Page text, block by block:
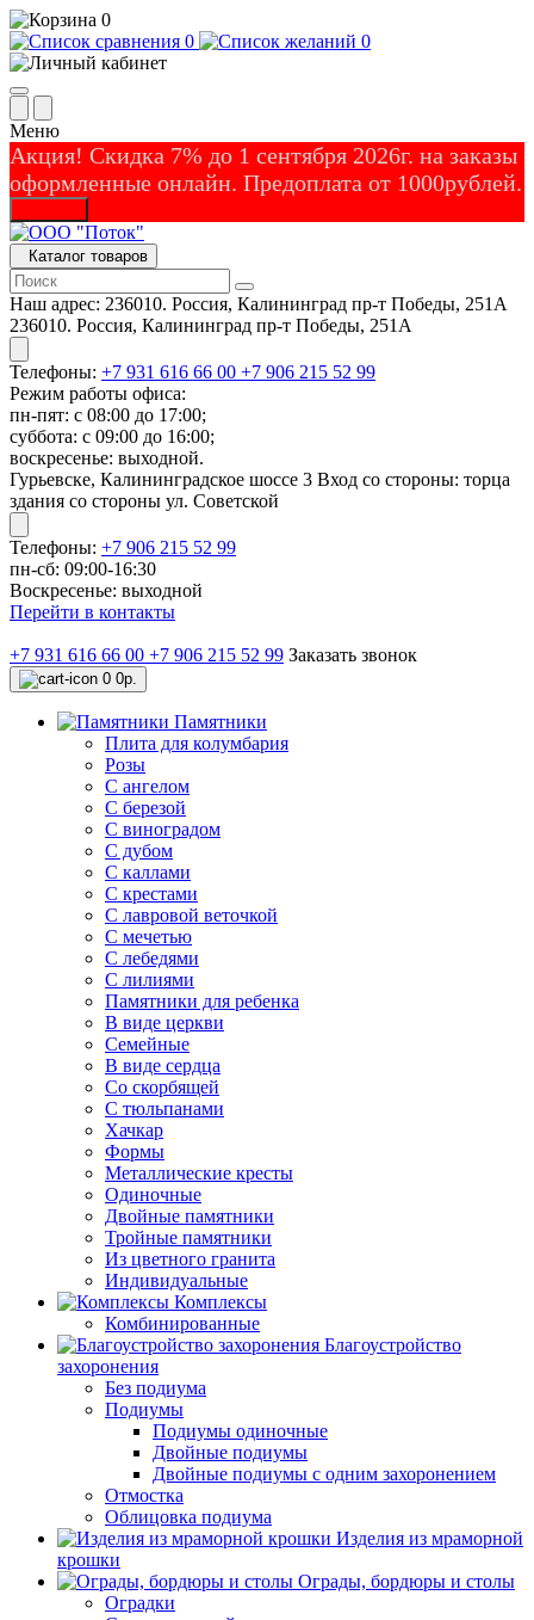
0
0
0
Меню
Акция! Скидка 7% до 1 сентября 2026г. на заказы
оформленные онлайн. Предоплата от 1000рублей.
Каталог товаров
Наш адрес: 236010. Россия, Калининград пр-т Победы, 251А
236010. Россия, Калининград пр-т Победы, 251А
Телефоны: +7 931 616 66 00 +7 906 215 52 99
Режим работы офиса:
пн-пят: с 08:00 до 17:00;
суббота: с 09:00 до 16:00;
воскресенье: выходной.
Гурьевске, Калининградское шоссе 3 Вход со стороны: торца
здания со стороны ул. Советской
Телефоны: +7 906 215 52 99
пн-сб: 09:00-16:30
Воскресенье: выходной
Перейти в контакты
+7 931 616 66 00 +7 906 215 52 99 Заказать звонок
0 0р.
Памятники
Плита для колумбария
Розы
C ангелом
C березой
С виноградом
С дубом
С каллами
С крестами
С лавровой веточкой
С мечетью
C лебедями
С лилиями
Памятники для ребенка
В виде церкви
Семейные
В виде сердца
Со скорбящей
С тюльпанами
Хачкар
Формы
Металлические кресты
Одиночные
Двойные памятники
Тройные памятники
Из цветного гранита
Индивидуальные
Комплексы
Комбинированные
Благоустройство
захоронения
Без подиума
Подиумы
Подиумы одиночные
Двойные подиумы
Двойные подиумы с одним захоронением
Отмостка
Облицовка подиума
Изделия из мраморной
крошки
Ограды, бордюры и столы
Оградки